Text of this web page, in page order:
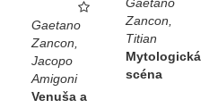
Zancon,
Titian
Mytologická
scéna
Gaetano
Zancon,
Jacopo
Amigoni
Venuša a